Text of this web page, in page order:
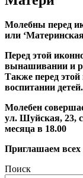
Молебны перед
или
Перед этой
вынашивании и
Также перед
воспитании детей.
Молебен
ул. Шуйская, 23,
месяца в 18.00
Приглашаем
Поиск